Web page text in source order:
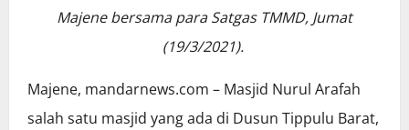
Majene bersama para Satgas TMMD, Jumat
(19/3/2021).
Majene, mandarnews.com – Masjid Nurul Arafah
salah satu masjid yang ada di Dusun Tippulu Barat,